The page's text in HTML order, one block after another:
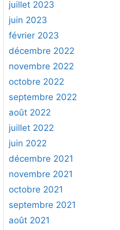
juillet 2023
juin 2023
février 2023
décembre 2022
novembre 2022
octobre 2022
septembre 2022
août 2022
juillet 2022
juin 2022
décembre 2021
novembre 2021
octobre 2021
septembre 2021
août 2021